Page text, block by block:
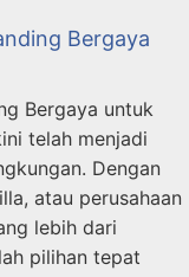
Bergaya
Bergaya untuk
telah menjadi
Dengan
atau perusahaan
lebih dari
pilihan tepat